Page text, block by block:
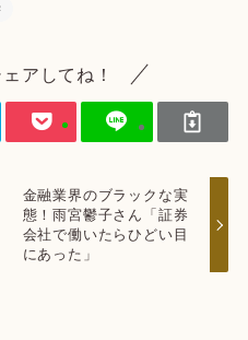
アしてね！
金融業界のブラックな実
態！雨宮鬱子さん「証券
会社で働いたらひどい目
にあった」